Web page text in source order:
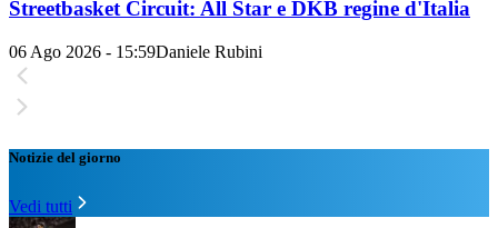
Streetbasket Circuit: All Star e DKB regine d'Italia
06 Ago 2026 - 15:59Daniele Rubini
Notizie del giorno
Vedi tutti